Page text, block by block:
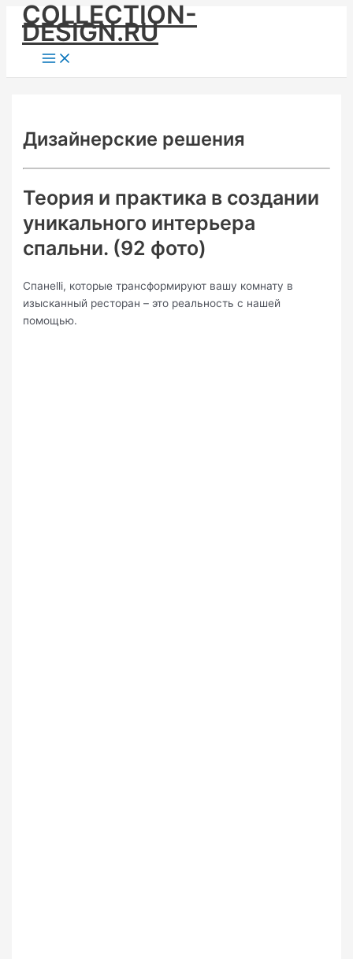
Skip
content
COLLECTION-
DESIGN.RU
Main
Menu
Дизайнерские решения
Теория и практика в создании
уникального интерьера
спальни. (92 фото)
Спанelli, которые трансформируют вашу комнату в
изысканный ресторан – это реальность с нашей
помощью.